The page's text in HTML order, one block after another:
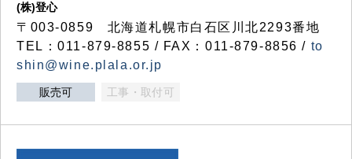
(株)登心
〒003-0859 北海道札幌市白石区川北2293番地
TEL：011-879-8855 / FAX：011-879-8856 / to
shin@wine.plala.or.jp
販売可 工事・取付可